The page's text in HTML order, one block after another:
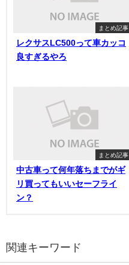
まとめ記事
レクサスLC500って車カッコ
良すぎるやろ
まとめ記事
中古車って何年落ちまでがギ
リ買ってもいいセーフライ
ン？
関連キーワード